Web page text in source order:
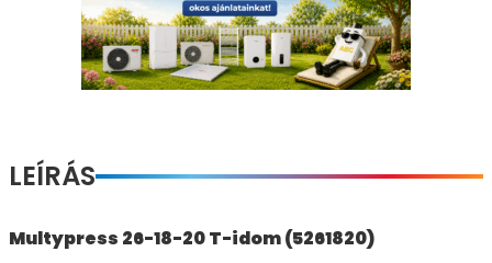
LEÍRÁS
Multypress 26-18-20 T-idom (5261820)